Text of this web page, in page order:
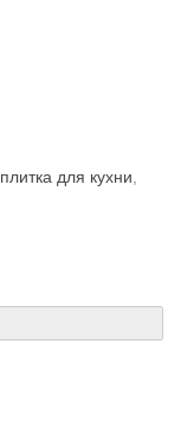
плитка для кухни